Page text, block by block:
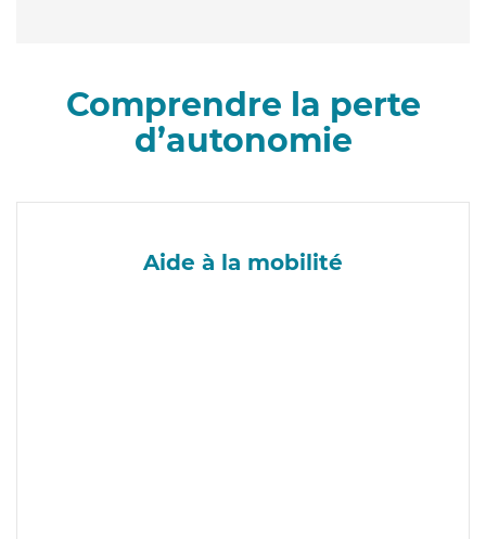
Comprendre la perte
d’autonomie
Aide à la mobilité